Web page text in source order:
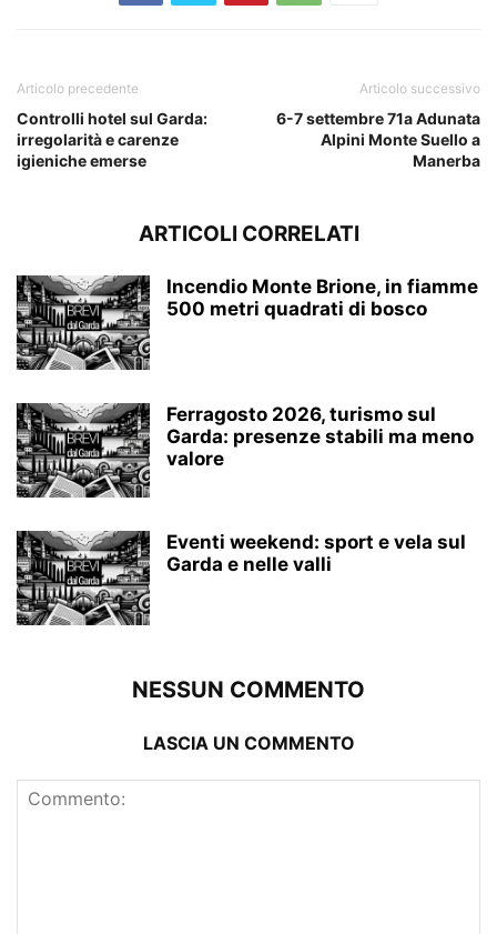
Articolo precedente
Controlli hotel sul Garda:
irregolarità e carenze
igieniche emerse
Articolo successivo
6-7 settembre 71a Adunata
Alpini Monte Suello a
Manerba
ARTICOLI CORRELATI
Incendio Monte Brione, in fiamme
500 metri quadrati di bosco
Ferragosto 2026, turismo sul
Garda: presenze stabili ma meno
valore
Eventi weekend: sport e vela sul
Garda e nelle valli
NESSUN COMMENTO
LASCIA UN COMMENTO